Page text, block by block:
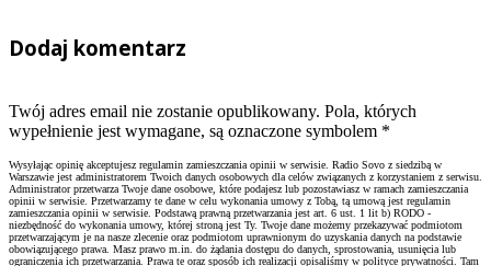
Dodaj komentarz
Twój adres email nie zostanie opublikowany. Pola, których
wypełnienie jest wymagane, są oznaczone symbolem *
Wysyłając opinię akceptujesz regulamin zamieszczania opinii w serwisie. Radio Sovo z siedzibą w
Warszawie jest administratorem Twoich danych osobowych dla celów związanych z korzystaniem z serwisu.
Administrator przetwarza Twoje dane osobowe, które podajesz lub pozostawiasz w ramach zamieszczania
opinii w serwisie. Przetwarzamy te dane w celu wykonania umowy z Tobą, tą umową jest regulamin
zamieszczania opinii w serwisie. Podstawą prawną przetwarzania jest art. 6 ust. 1 lit b) RODO -
niezbędność do wykonania umowy, której stroną jest Ty. Twoje dane możemy przekazywać podmiotom
przetwarzającym je na nasze zlecenie oraz podmiotom uprawnionym do uzyskania danych na podstawie
obowiązującego prawa. Masz prawo m.in. do żądania dostępu do danych, sprostowania, usunięcia lub
ograniczenia ich przetwarzania. Prawa te oraz sposób ich realizacji opisaliśmy w polityce prywatności. Tam